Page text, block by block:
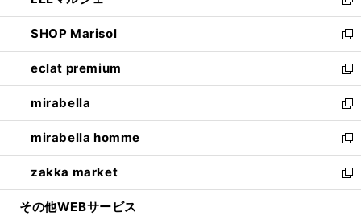
開
く
ウ
で
開
く
ン
ド
ウ
で
開
く
ウ
ィ
ン
ド
ウ
で
開
く
し
い
ウ
ィ
ン
ド
ウ
で
開
く
SHOP Marisol
新
し
い
ウ
ィ
ン
ド
ウ
で
開
eclat premium
新
し
い
ウ
ィ
ン
ド
ウ
mirabella
新
し
い
ウ
ィ
ン
mirabella homme
新
し
い
ウ
zakka market
新
し
その他WEBサービス